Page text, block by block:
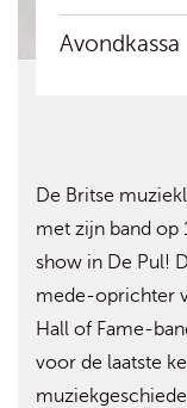
Avondkassa
De Britse
met zijn band op
show in De Pul!
mede-oprichter
Hall of Fame-
voor de laatste